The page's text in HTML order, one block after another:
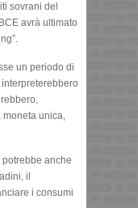
sovrani del
avrà ultimato
un periodo di
unica,
potrebbe anche
il
i consumi